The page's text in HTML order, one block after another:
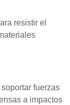
resistir el
fuerzas
a impactos